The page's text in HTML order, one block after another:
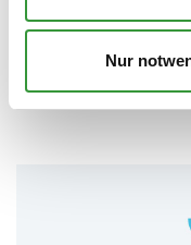
Nur
Was bedeutet